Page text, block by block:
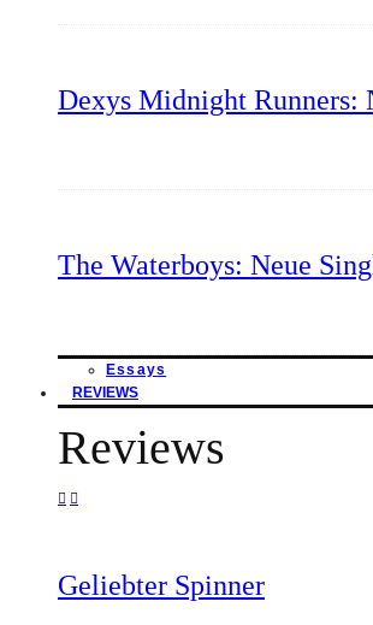
Dexys Midnight Runners:
The Waterboys: Neue
Essays
REVIEWS
Reviews
Geliebter Spinner